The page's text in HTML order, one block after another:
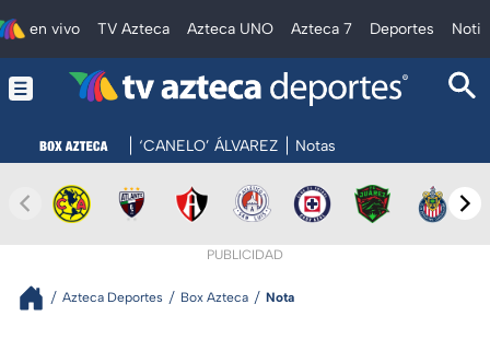
en vivo TV Azteca Azteca UNO Azteca 7 Deportes
‘CANELO’ ÁLVAREZ Notas
PUBLICIDAD
Azteca Deportes Box Azteca Nota